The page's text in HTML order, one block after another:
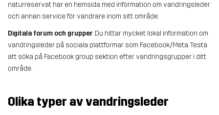
naturreservat har en hemsida med information om vandringsleder
och annan service för vandrare inom sitt område.
Digitala forum och grupper. Du hittar mycket lokal information om
vandringsleder på sociala plattformar som Facebook/Meta. Testa
att söka på Facebook group sektion efter vandringsgrupper i ditt
område.
Olika typer av vandringsleder